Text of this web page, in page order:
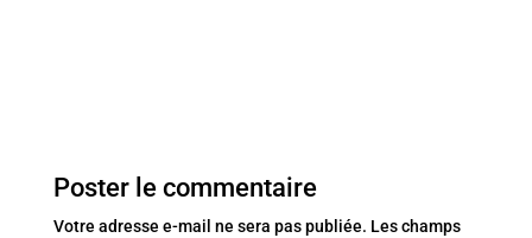
Poster le commentaire
Votre adresse e-mail ne sera pas publiée. Les champs